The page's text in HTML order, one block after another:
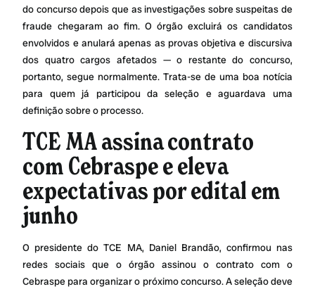
do concurso depois que as investigações sobre suspeitas de
fraude chegaram ao fim. O órgão excluirá os candidatos
envolvidos e anulará apenas as provas objetiva e discursiva
dos quatro cargos afetados — o restante do concurso,
portanto, segue normalmente. Trata-se de uma boa notícia
para quem já participou da seleção e aguardava uma
definição sobre o processo.
TCE MA assina contrato
com Cebraspe e eleva
expectativas por edital em
junho
O presidente do TCE MA, Daniel Brandão, confirmou nas
redes sociais que o órgão assinou o contrato com o
Cebraspe para organizar o próximo concurso. A seleção deve